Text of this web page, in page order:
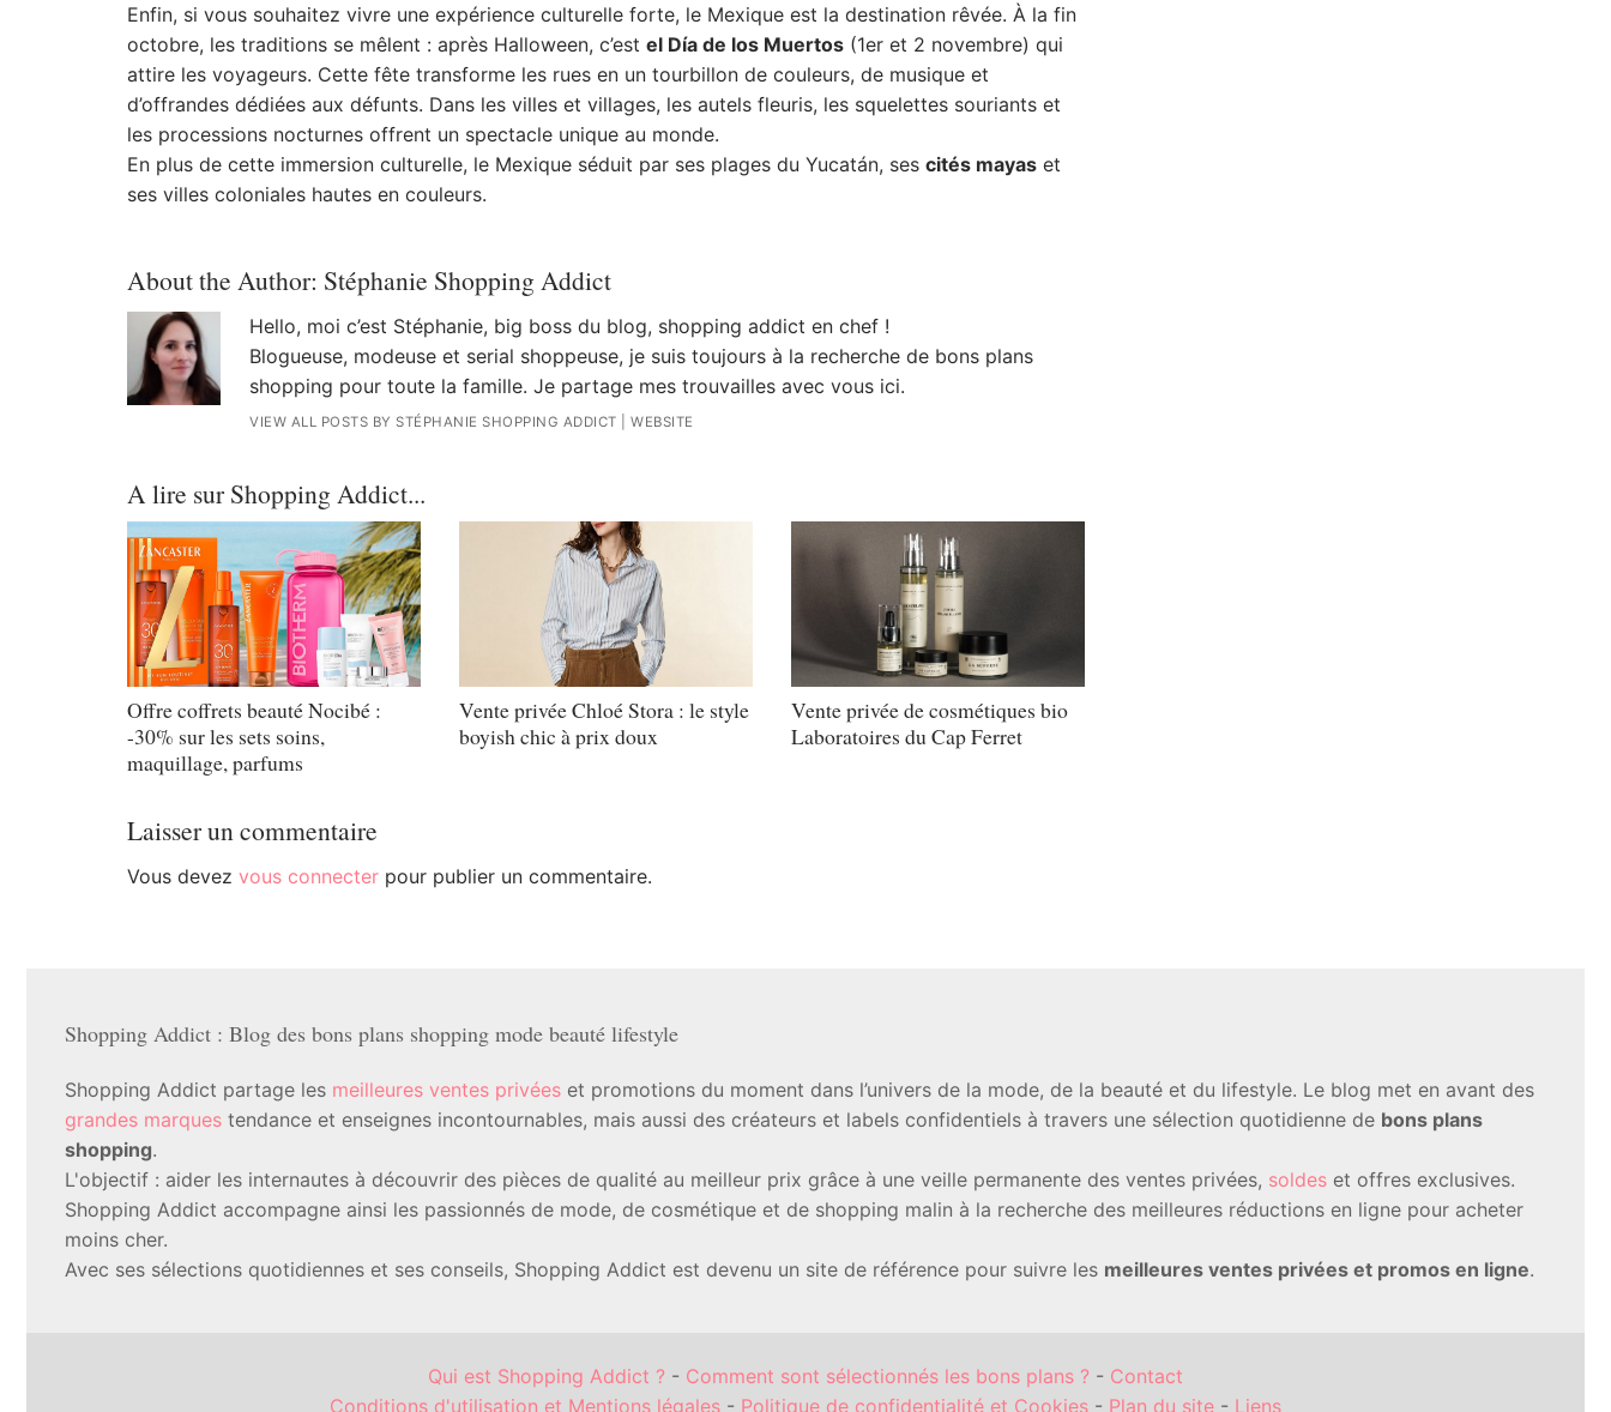
Enfin, si vous souhaitez vivre une expérience culturelle forte, le Mexique est la destination rêvée. À la fin
octobre, les traditions se mêlent : après Halloween, c’est el Día de los Muertos(1er et 2 novembre) qui
attire les voyageurs. Cette fête transforme les rues en un tourbillon de couleurs, de musique et
d’offrandes dédiées aux défunts. Dans les villes et villages, les autels fleuris, les squelettes souriants et
les processions nocturnes offrent un spectacle unique au monde.
En plus de cette immersion culturelle, le Mexique séduit par ses plages du Yucatán, ses cités mayaset
ses villes coloniales hautes en couleurs.
About the Author: Stéphanie Shopping Addict
Hello, moi c’est Stéphanie, big boss du blog, shopping addict en chef !
Blogueuse, modeuse et serial shoppeuse, je suis toujours à la recherche de bons plans
shopping pour toute la famille. Je partage mes trouvailles avec vous ici.
VIEW ALL POSTS BY STÉPHANIE SHOPPING ADDICT |WEBSITE
A lire sur Shopping Addict...
Offre coffrets beauté Nocibé :
-30% sur les sets soins,
maquillage, parfums
Vente privée Chloé Stora : le style
boyish chic à prix doux
Vente privée de cosmétiques bio
Laboratoires du Cap Ferret
Laisser un commentaire
Vous devez vous connecterpour publier un commentaire.
Shopping Addict : Blog des bons plans shopping mode beauté lifestyle
Shopping Addict partage les meilleures ventes privées et promotions du moment dans l’univers de la mode, de la beauté et du lifestyle. Le blog met en avant des
grandes marques tendance et enseignes incontournables, mais aussi des créateurs et labels confidentiels à travers une sélection quotidienne de bons plans
shopping.
L'objectif : aider les internautes à découvrir des pièces de qualité au meilleur prix grâce à une veille permanente des ventes privées, soldes et offres exclusives.
Shopping Addict accompagne ainsi les passionnés de mode, de cosmétique et de shopping malin à la recherche des meilleures réductions en ligne pour acheter
moins cher.
Avec ses sélections quotidiennes et ses conseils, Shopping Addict est devenu un site de référence pour suivre les meilleures ventes privées et promos en ligne.
Qui est Shopping Addict ? - Comment sont sélectionnés les bons plans ? - Contact
Conditions d'utilisation et Mentions légales - Politique de confidentialité et Cookies - Plan du site - Liens